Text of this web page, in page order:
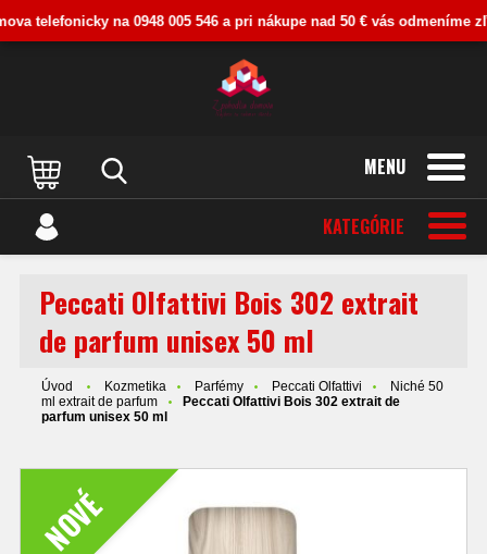
MENU
KATEGÓRIE
Peccati Olfattivi Bois 302 extrait
de parfum unisex 50 ml
Úvod Kozmetika Parfémy Peccati Olfattivi
Niché 50
ml extrait de parfum
Peccati Olfattivi Bois 302 extrait de
parfum unisex 50 ml
NOVÉ
telefonicky na 0948 005 546 a pri nákupe nad 50 € vás odmeníme